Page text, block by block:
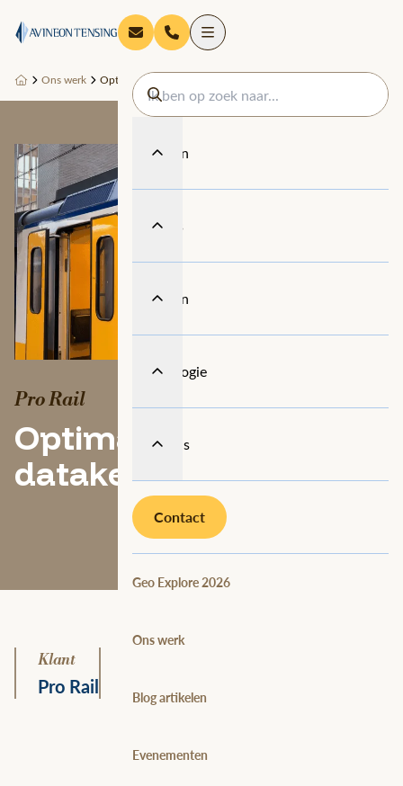
Diensten
Thema's
Sectoren
Technologie
Over ons
Contact
Geo Explore 2026
Ons werk
Blog artikelen
Evenementen
Ons werk Optimalisatie van de dataketen met FME
Pro Rail
Optimalisatie van de
dataketen met FME
Klant
Pro Rail Professional Services